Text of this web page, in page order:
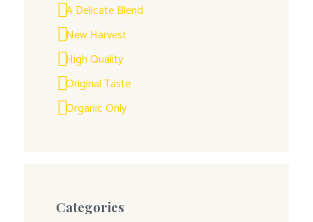
A Delicate Blend
New Harvest
High Quality
Original Taste
Organic Only
Categories